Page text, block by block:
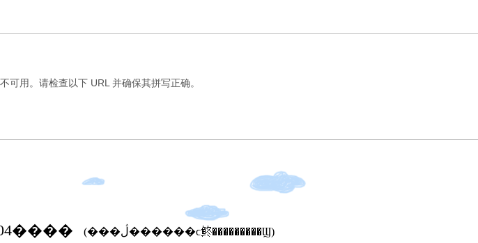
。请检查以下 URL 并确保其拼写正确。
���� (���ڷ������ϲ鿴���������Ϣ)